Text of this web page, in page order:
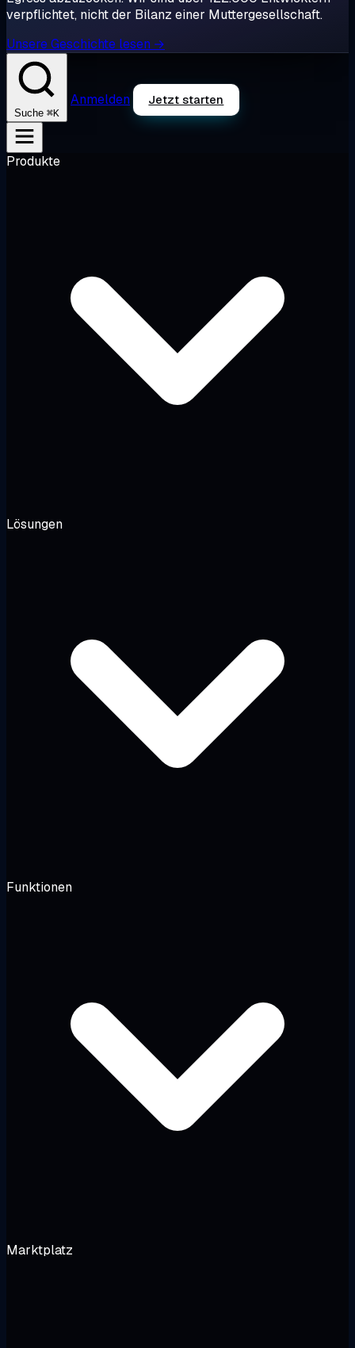
verpflichtet, nicht der Bilanz einer Muttergesellschaft.
Unsere Geschichte lesen →
Suche ⌘K
Anmelden Jetzt starten
Produkte
Lösungen
Funktionen
Marktplatz